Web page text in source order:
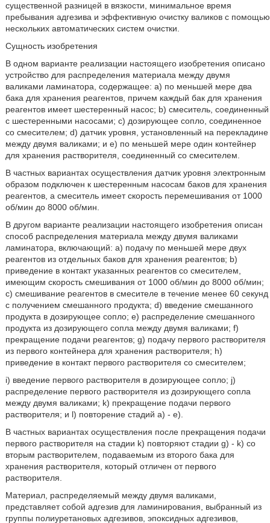
существенной разницей в вязкости, минимальное время
пребывания адгезива и эффективную очистку валиков с помощью
нескольких автоматических систем очистки.
Сущность изобретения
В одном варианте реализации настоящего изобретения описано
устройство для распределения материала между двумя
валиками ламинатора, содержащее: а) по меньшей мере два
бака для хранения реагентов, причем каждый бак для хранения
реагентов имеет шестеренный насос; b) смеситель, соединенный
с шестеренными насосами; с) дозирующее сопло, соединенное
со смесителем; d) датчик уровня, установленный на перекладине
между двумя валиками; и е) по меньшей мере один контейнер
для хранения растворителя, соединенный со смесителем.
В частных вариантах осуществления датчик уровня электронным
образом подключен к шестеренным насосам баков для хранения
реагентов, а смеситель имеет скорость перемешивания от 1000
об/мин до 8000 об/мин.
В другом варианте реализации настоящего изобретения описан
способ распределения материала между двумя валиками
ламинатора, включающий: а) подачу по меньшей мере двух
реагентов из отдельных баков для хранения реагентов; b)
приведение в контакт указанных реагентов со смесителем,
имеющим скорость смешивания от 1000 об/мин до 8000 об/мин;
с) смешивание реагентов в смесителе в течение менее 60 секунд
с получением смешанного продукта; d) введение смешанного
продукта в дозирующее сопло; е) распределение смешанного
продукта из дозирующего сопла между двумя валиками; f)
прекращение подачи реагентов; g) подачу первого растворителя
из первого контейнера для хранения растворителя; h)
приведение в контакт первого растворителя со смесителем;
i) введение первого растворителя в дозирующее сопло; j)
распределение первого растворителя из дозирующего сопла
между двумя валиками; k) прекращение подачи первого
растворителя; и l) повторение стадий а) - е).
В частных вариантах осуществления после прекращения подачи
первого растворителя на стадии k) повторяют стадии g) - k) со
вторым растворителем, подаваемым из второго бака для
хранения растворителя, который отличен от первого
растворителя.
Материал, распределяемый между двумя валиками,
представляет собой адгезив для ламинирования, выбранный из
группы полиуретановых адгезивов, эпоксидных адгезивов,